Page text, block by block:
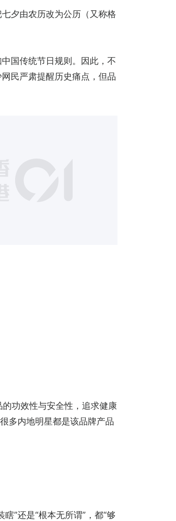
夕由农历改为公历（又称格
国传统节日规则。因此，不
民严肃提醒历史痛点，但品
功效性与安全性，追求健康
多内地明星都是该品牌产品
”还是“根本无所谓”，都“够